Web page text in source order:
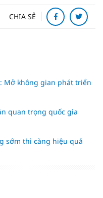
CHIA SẺ
Mở không gian phát triển
quan trọng quốc gia
sớm thì càng hiệu quả